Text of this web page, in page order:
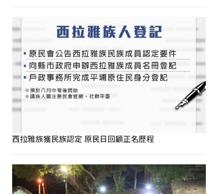
西拉雅族獲民族認定 原民日回顧正名歷程